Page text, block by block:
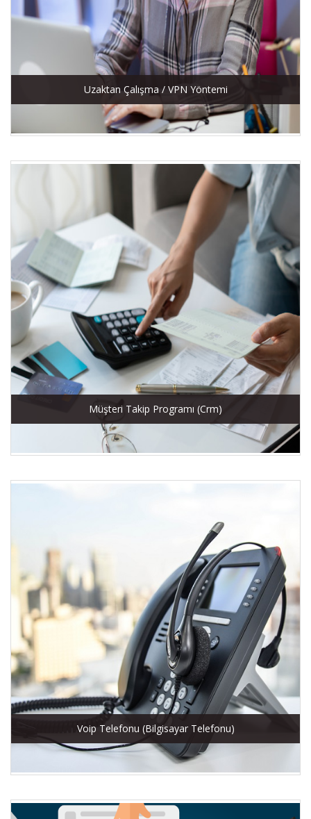
Uzaktan Çalışma / VPN Yöntemi
Müşteri Takip Programı (Crm)
Voip Telefonu (Bilgisayar Telefonu)